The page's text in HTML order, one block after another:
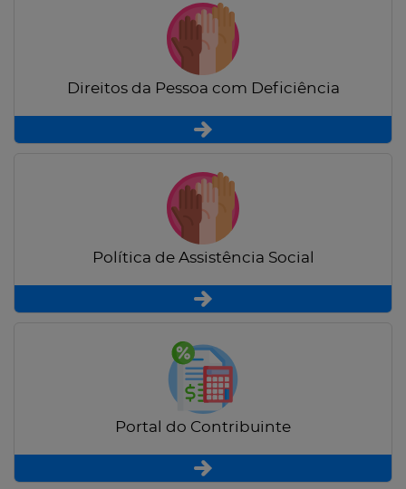
Direitos da Pessoa com Deficiência
Política de Assistência Social
Portal do Contribuinte